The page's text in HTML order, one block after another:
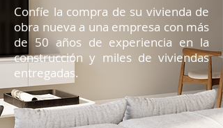
Confíe la compra de su vivienda de
obra nueva a una empresa con más
de 50 años de experiencia en la
construcción y miles de viviendas
entregadas.